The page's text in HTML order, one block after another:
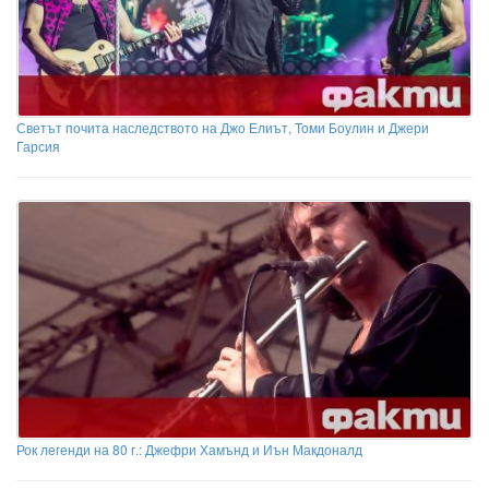
Светът почита наследството на Джо Елиът, Томи Боулин и Джери
Гарсия
Рок легенди на 80 г.: Джефри Хамънд и Иън Макдоналд